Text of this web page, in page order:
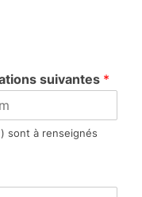
suivantes *
sont à renseignés